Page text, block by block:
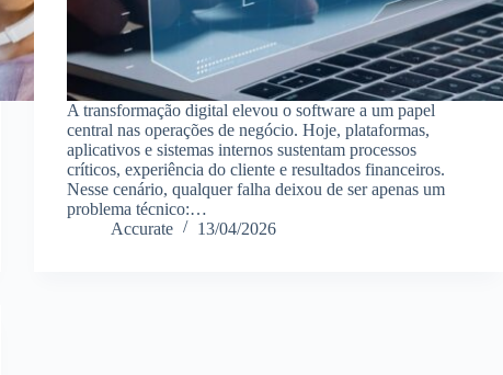
A transformação digital elevou o software a um papel
central nas operações de negócio. Hoje, plataformas,
aplicativos e sistemas internos sustentam processos
críticos, experiência do cliente e resultados financeiros.
Nesse cenário, qualquer falha deixou de ser apenas um
problema técnico:…
Accurate
13/04/2026